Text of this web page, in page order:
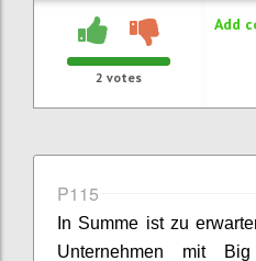
2 votes
Add
P115
In Summe ist zu
Unternehmen mit